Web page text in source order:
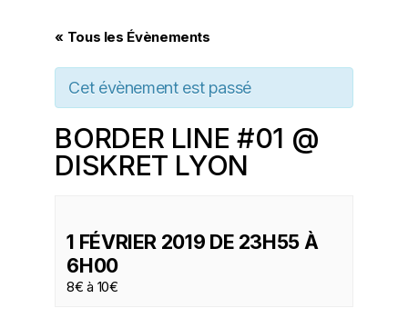
« Tous les Évènements
Cet évènement est passé
BORDER LINE #01 @
DISKRET LYON
1 FÉVRIER 2019 DE 23H55 À
6H00
8€ à 10€